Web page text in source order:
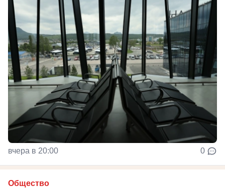
вчера в 20:00 0
Общество